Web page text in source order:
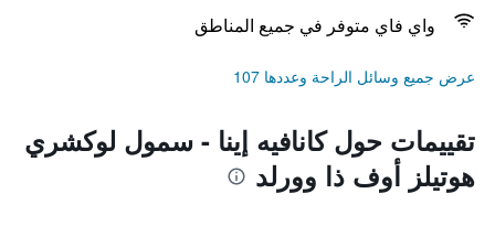
واي فاي متوفر في جميع المناطق
عرض جميع وسائل الراحة وعددها 107
تقييمات حول كانافيه إينا - سمول لوكشري
هوتيلز أوف ذا وورلد